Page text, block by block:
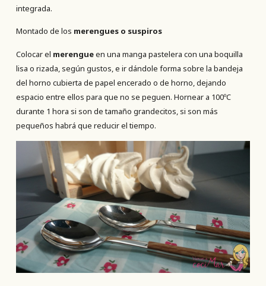
integrada.
Montado de los merengues o suspiros
Colocar el merengueen una manga pastelera con una boquilla
lisa o rizada, según gustos, e ir dándole forma sobre la bandeja
del horno cubierta de papel encerado o de horno, dejando
espacio entre ellos para que no se peguen. Hornear a 100ºC
durante 1 hora si son de tamaño grandecitos, si son más
pequeños habrá que reducir el tiempo.